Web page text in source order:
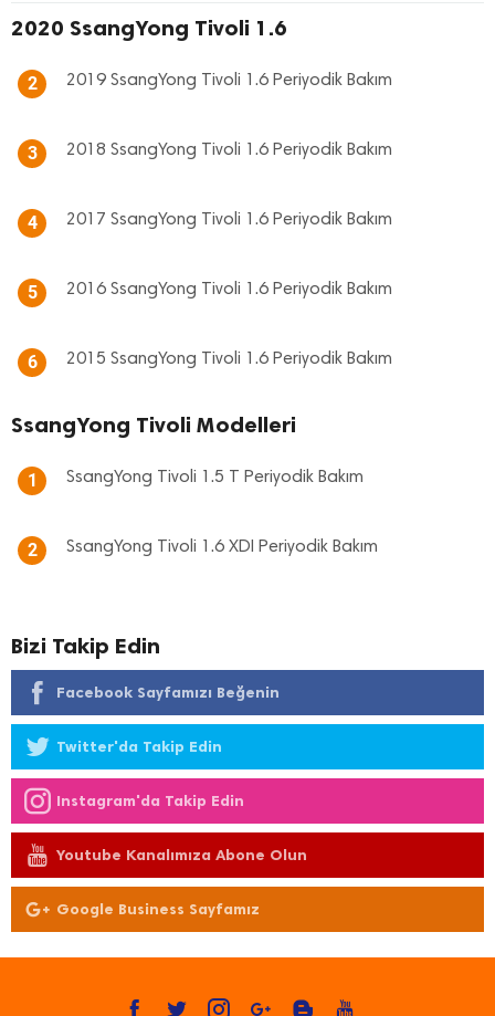
2020 SsangYong Tivoli 1.6
2 2019 SsangYong Tivoli 1.6 Periyodik Bakım
3 2018 SsangYong Tivoli 1.6 Periyodik Bakım
4 2017 SsangYong Tivoli 1.6 Periyodik Bakım
5 2016 SsangYong Tivoli 1.6 Periyodik Bakım
6 2015 SsangYong Tivoli 1.6 Periyodik Bakım
SsangYong Tivoli Modelleri
1 SsangYong Tivoli 1.5 T Periyodik Bakım
2 SsangYong Tivoli 1.6 XDI Periyodik Bakım
Bizi Takip Edin
Facebook Sayfamızı Beğenin
Twitter'da Takip Edin
Instagram'da Takip Edin
Youtube Kanalımıza Abone Olun
Google Business Sayfamız